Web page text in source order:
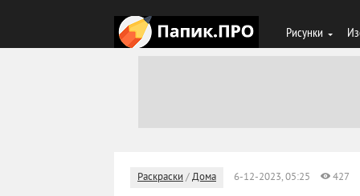
Рисунки
Раскраски /Дома 6-12-2023, 05:25 427